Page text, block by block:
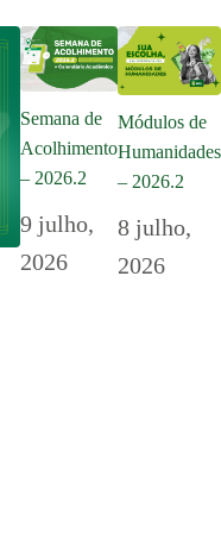
Semana de
Acolhimento
– 2026.2
9 julho,
2026
Módulos de
Humanidades
– 2026.2
8 julho,
2026